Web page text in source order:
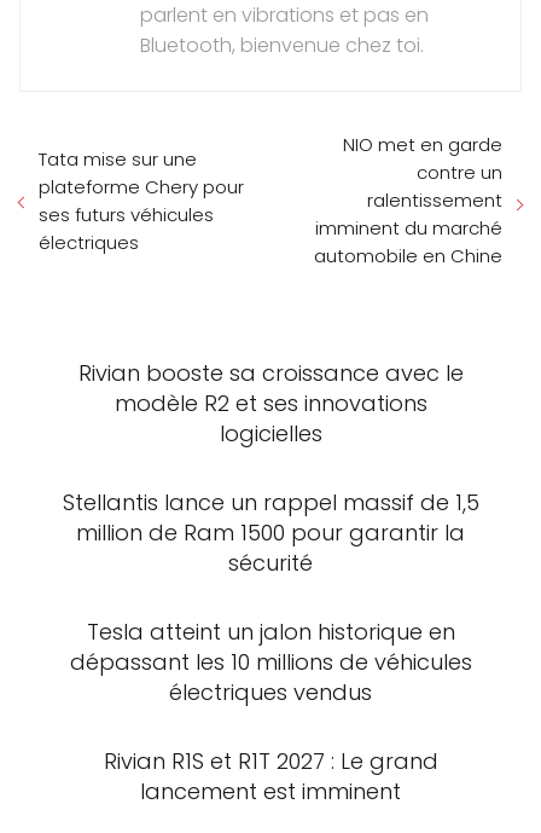
parlent en vibrations et pas en
Bluetooth, bienvenue chez toi.
Tata mise sur une
plateforme Chery pour
ses futurs véhicules
électriques
NIO met en garde
contre un
ralentissement
imminent du marché
automobile en Chine
Rivian booste sa croissance avec le
modèle R2 et ses innovations
logicielles
Stellantis lance un rappel massif de 1,5
million de Ram 1500 pour garantir la
sécurité
Tesla atteint un jalon historique en
dépassant les 10 millions de véhicules
électriques vendus
Rivian R1S et R1T 2027 : Le grand
lancement est imminent